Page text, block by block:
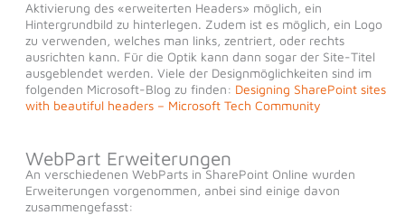
Aktivierung des «erweiterten Headers» möglich, ein
Hintergrundbild zu hinterlegen. Zudem ist es möglich, ein Logo
zu verwenden, welches man links, zentriert, oder rechts
ausrichten kann. Für die Optik kann dann sogar der Site-Titel
ausgeblendet werden. Viele der Designmöglichkeiten sind im
folgenden Microsoft-Blog zu finden: Designing SharePoint sites
with beautiful headers – Microsoft Tech Community
WebPart Erweiterungen
An verschiedenen WebParts in SharePoint Online wurden
Erweiterungen vorgenommen, anbei sind einige davon
zusammengefasst: